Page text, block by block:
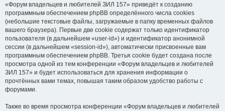
«Форум владельцев и любителей ЗИЛ 157» приведёт к созданию
программным обеспечением phpBB определённого числа cookies
(небольшие текстовые файлы, загружаемые в папку временных файлов
вашего браузера). Первые две cookie содержат только идентификатор
пользователя (в дальнейшем «user-id») и идентификатор анонимной
сессии (в дальнейшем «session-id»), автоматически присвоенные вам
программным обеспечением phpBB. Третья cookie будет создана после
просмотра одной из тем конференции «Форум владельцев и любителей
ЗИЛ 157» и будет использоваться для хранения информации о
прочтённых вами темах, повышая таким образом удобство работы с
форумами.
Также во время просмотра конференции «Форум владельцев и любителей